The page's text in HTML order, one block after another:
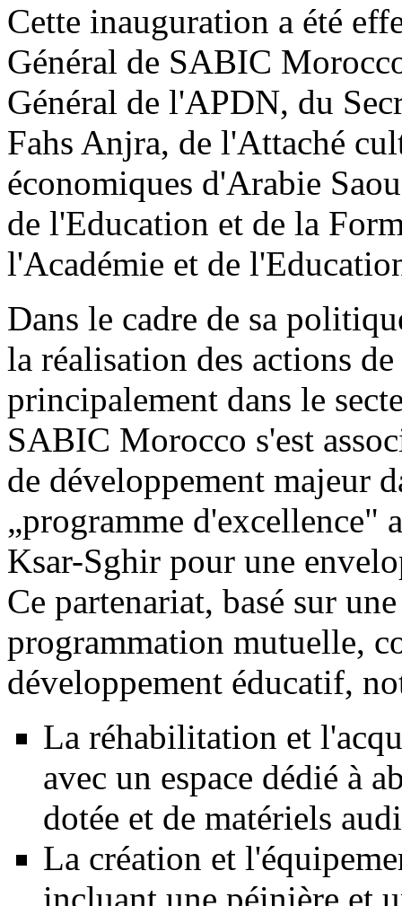
Cette inauguration a été
Général de SABIC
Général de l'APDN, du
Fahs Anjra, de l'Attaché
économiques d'Arabie
de l'Education et de la
l'Académie et de
Dans le cadre de sa
la réalisation des actions
principalement dans le
SABIC Morocco s'est
de développement majeur
„programme d'excellence"
Ksar-Sghir pour une
Ce partenariat, basé sur
programmation mutuelle,
développement éducatif,
La réhabilitation et
avec un espace dédié à
dotée et de matériels
La création et
incluant une péinière et